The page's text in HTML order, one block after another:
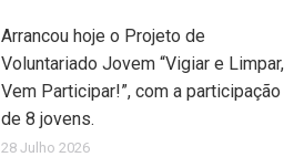
Arrancou hoje o Projeto de
Voluntariado Jovem “Vigiar e Limpar,
Vem Participar!”, com a participação
de 8 jovens.
28 Julho 2026